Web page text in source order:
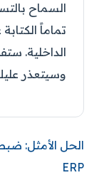
السماح
تماماً
الداخلية.
وسيتعذر
الحل الأمثل:
ERP